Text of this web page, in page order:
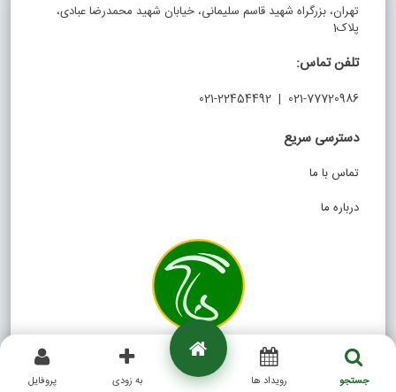
تهران، بزرگراه شهید قاسم سلیمانی، خیابان شهید محمدرضا عبادی،
پلاک1
تلفن تماس:
021-77720986 | 021-22454492
دسترسی سریع
تماس با ما
درباره ما
در شبکه های اجتماعی
جستجو رویداد ها به زودی پروفایل